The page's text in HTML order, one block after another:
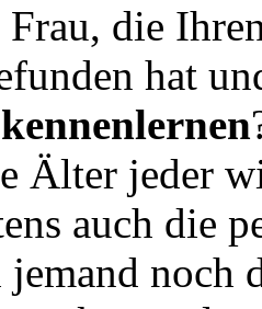
Frau, die
hat
Älter jeder
auch die
noch